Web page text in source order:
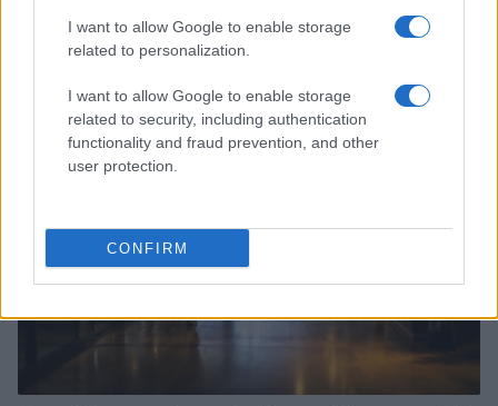
I want to allow Google to enable storage
related to personalization.
I want to allow Google to enable storage
related to security, including authentication
functionality and fraud prevention, and other
user protection.
CONFIRM
Monitoraggio fibre aerodisperse amianto: cosa
cambia nel 2026
Andrea Innocenti · 8 Ago 2026